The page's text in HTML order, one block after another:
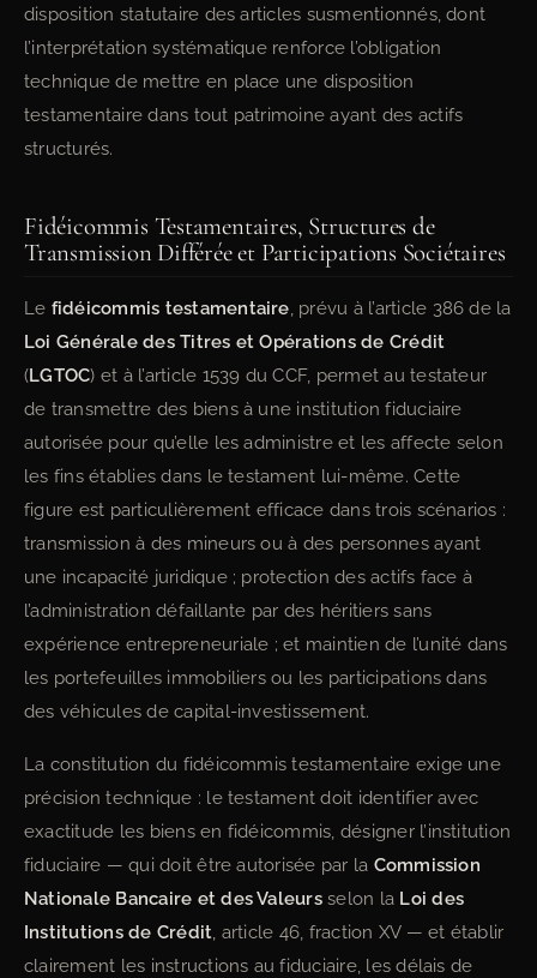
disposition statutaire des articles susmentionnés, dont
l’interprétation systématique renforce l’obligation
technique de mettre en place une disposition
testamentaire dans tout patrimoine ayant des actifs
structurés.
Fidéicommis Testamentaires, Structures de
Transmission Différée et Participations Sociétaires
Le fidéicommis testamentaire, prévu à l’article 386 de la
Loi Générale des Titres et Opérations de Crédit
(LGTOC) et à l’article 1539 du CCF, permet au testateur
de transmettre des biens à une institution fiduciaire
autorisée pour qu’elle les administre et les affecte selon
les fins établies dans le testament lui-même. Cette
figure est particulièrement efficace dans trois scénarios :
transmission à des mineurs ou à des personnes ayant
une incapacité juridique ; protection des actifs face à
l’administration défaillante par des héritiers sans
expérience entrepreneuriale ; et maintien de l’unité dans
les portefeuilles immobiliers ou les participations dans
des véhicules de capital-investissement.
La constitution du fidéicommis testamentaire exige une
précision technique : le testament doit identifier avec
exactitude les biens en fidéicommis, désigner l’institution
fiduciaire — qui doit être autorisée par la Commission
Nationale Bancaire et des Valeursselon la Loi des
Institutions de Crédit, article 46, fraction XV — et établir
clairement les instructions au fiduciaire, les délais de